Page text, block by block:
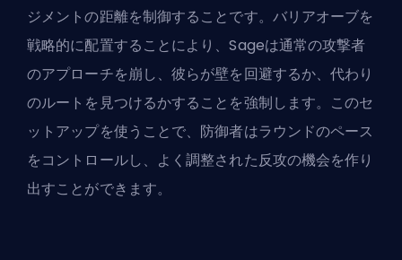
ジメントの距離を制御することです。バリアオーブを
戦略的に配置することにより、Sageは通常の攻撃者
のアプローチを崩し、彼らが壁を回避するか、代わり
のルートを見つけるかすることを強制します。このセ
ットアップを使うことで、防御者はラウンドのペース
をコントロールし、よく調整された反攻の機会を作り
出すことができます。